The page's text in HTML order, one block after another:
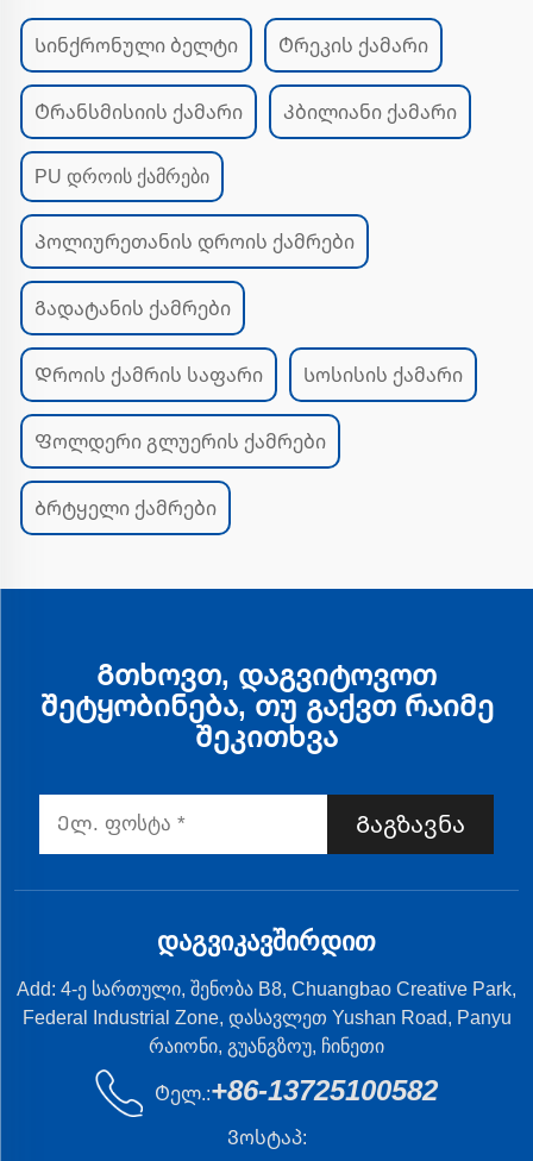
Სინქრონული ბელტი Ტრეკის ქამარი
Ტრანსმისიის ქამარი Კბილიანი ქამარი
PU დროის ქამრები
Პოლიურეთანის დროის ქამრები
Გადატანის ქამრები
Დროის ქამრის საფარი Სოსისის ქამარი
Ფოლდერი გლუერის ქამრები
Ბრტყელი ქამრები
Გთხოვთ, დაგვიტოვოთ
შეტყობინება, თუ გაქვთ რაიმე
შეკითხვა
Გაგზავნა
ᲓᲐᲒᲕᲘᲙᲐᲕᲨᲘᲠᲓᲘᲗ
Add: 4-ე სართული, შენობა B8, Chuangbao Creative Park,
Federal Industrial Zone, დასავლეთ Yushan Road, Panyu
რაიონი, გუანგზოუ, ჩინეთი
Ტელ.:+86-13725100582
Ვოსტაპ: